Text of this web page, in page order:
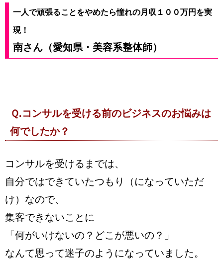
一人で頑張ることをやめたら憧れの月収１００万円を実
現！
南さん（愛知県・美容系整体師）
Ｑ.コンサルを受ける前のビジネスのお悩みは
何でしたか？
コンサルを受けるまでは、
自分ではできていたつもり（になっていただ
け）なので、
集客できないことに
「何がいけないの？どこが悪いの？」
なんて思って迷子のようになっていました。